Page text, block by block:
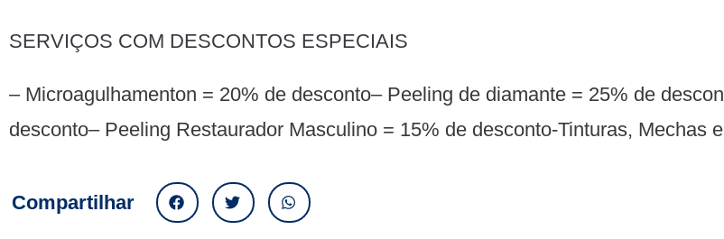
SERVIÇOS COM DESCONTOS ESPECIAIS
– Microagulhamenton = 20% de desconto– Peeling de diamante = 25% de
desconto– Peeling Restaurador Masculino = 15% de desconto-Tinturas, Mechas
Compartilhar